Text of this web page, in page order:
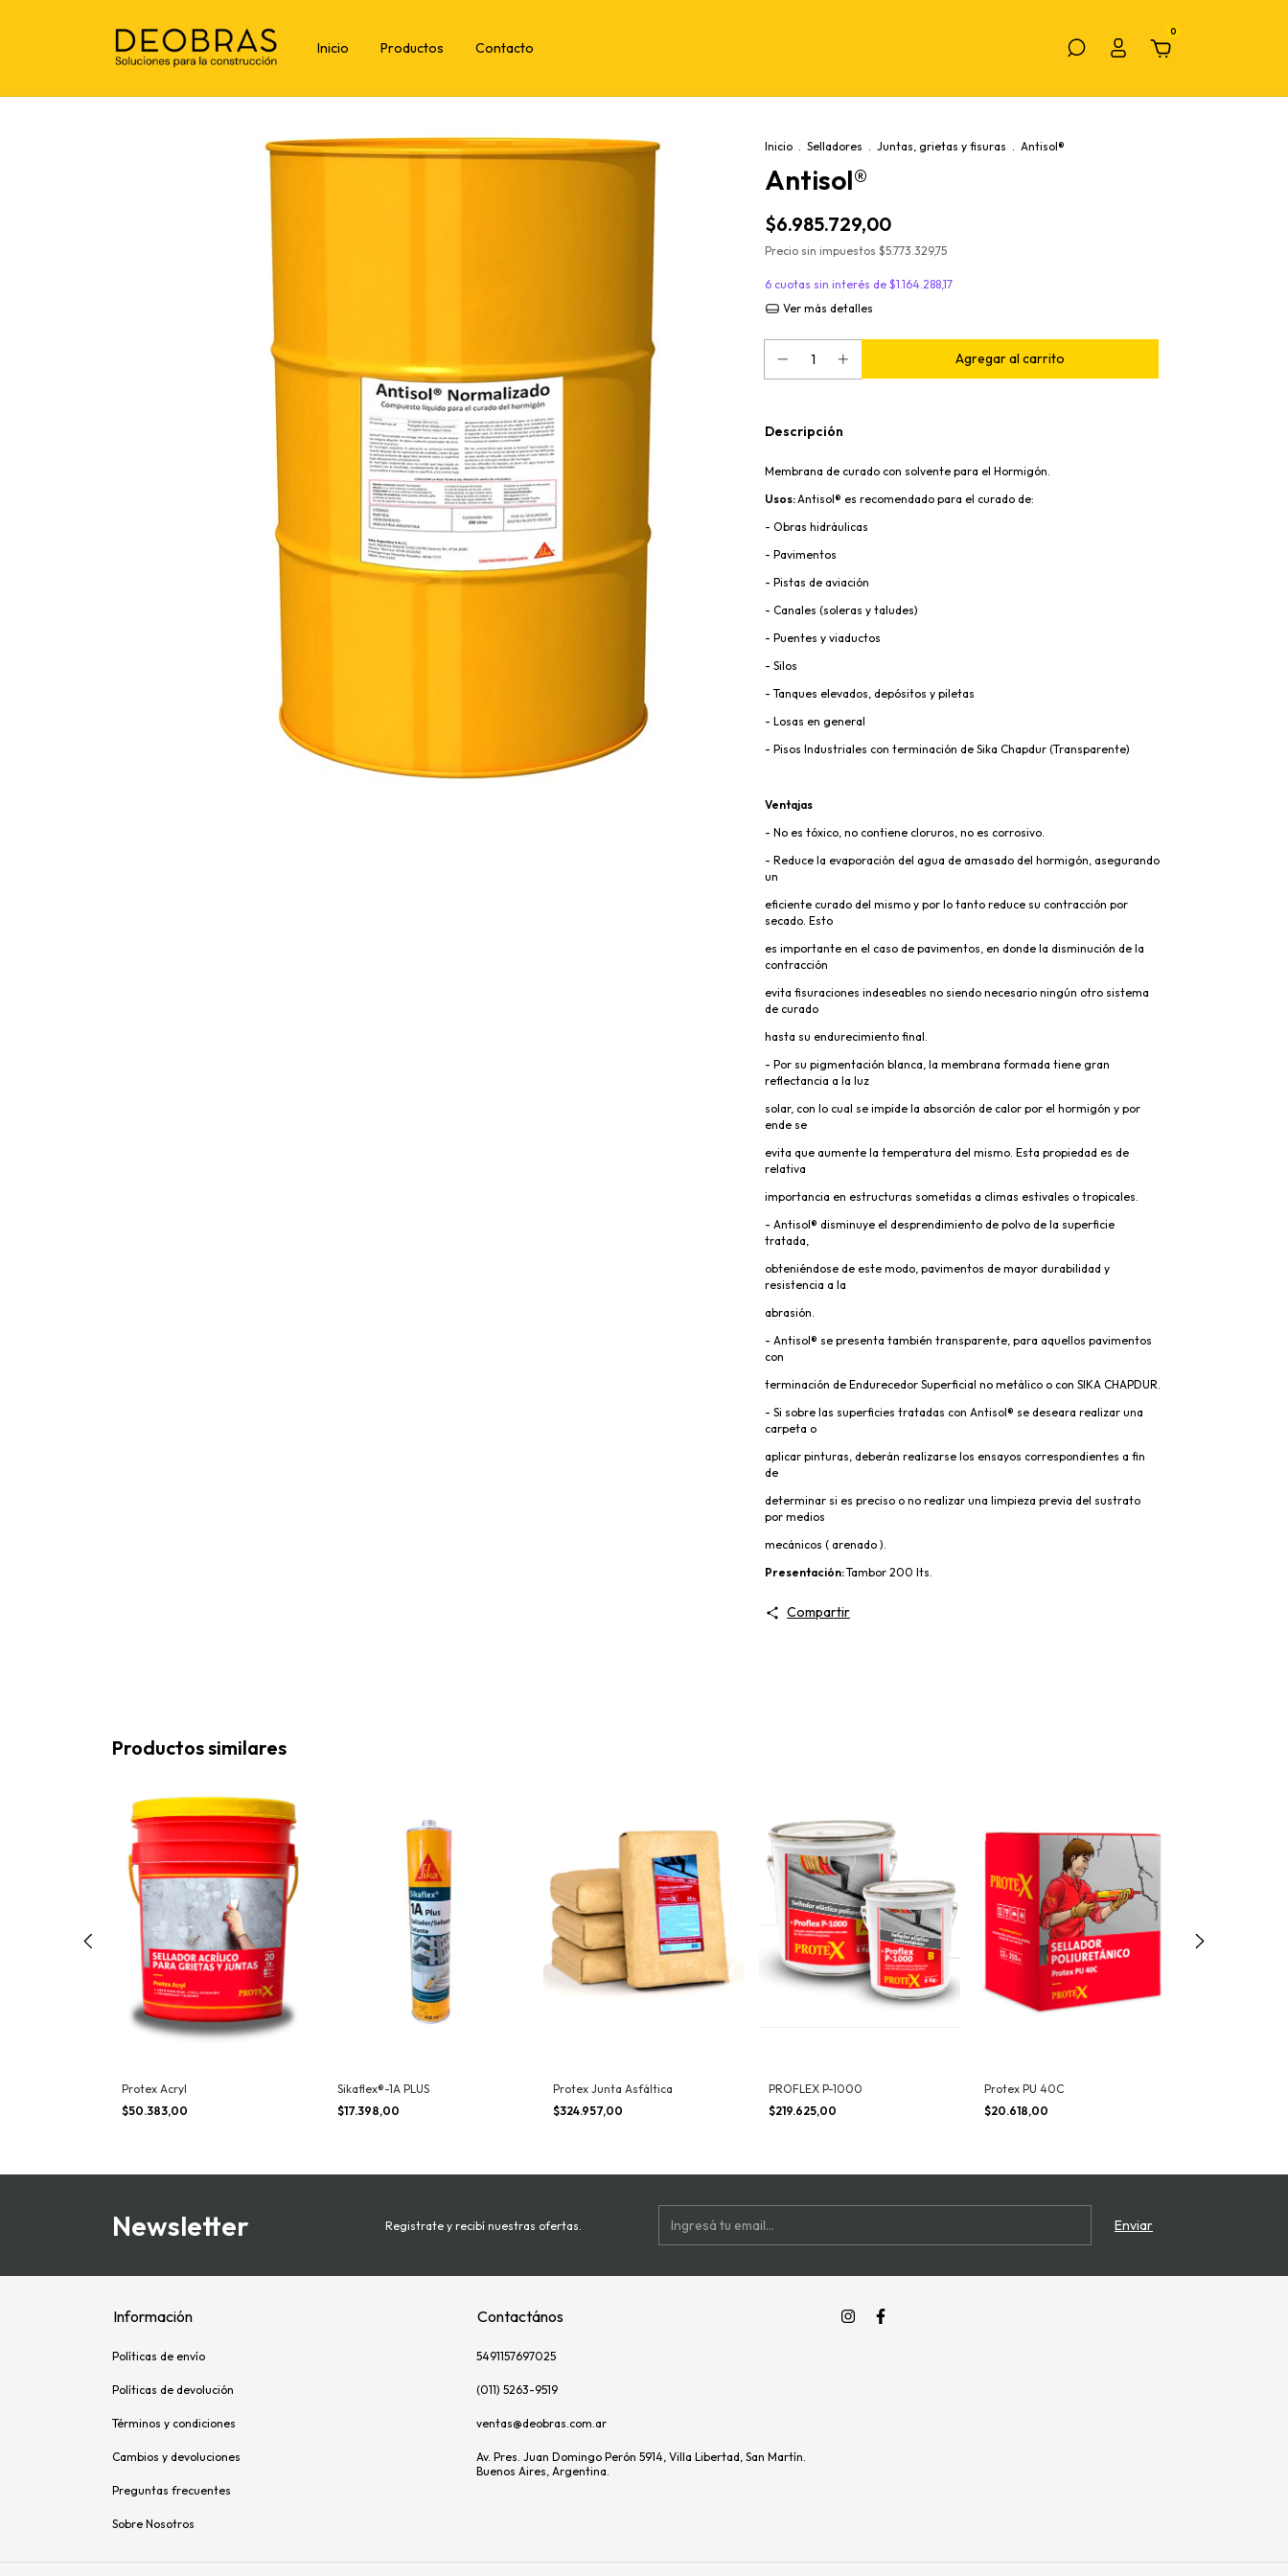
Inicio Productos Contacto
0
Inicio . Selladores . Juntas, grietas y fisuras . Antisol®
Antisol®
$6.985.729,00
Precio sin impuestos $5.773.329,75
6 cuotas sin interés de $1.164.288,17
Ver más detalles
Descripción
Membrana de curado con solvente para el Hormigón.
Usos:Antisol® es recomendado para el curado de:
- Obras hidráulicas
- Pavimentos
- Pistas de aviación
- Canales (soleras y taludes)
- Puentes y viaductos
- Silos
- Tanques elevados, depósitos y piletas
- Losas en general
- Pisos Industriales con terminación de Sika Chapdur (Transparente)
Ventajas
- No es tóxico, no contiene cloruros, no es corrosivo.
- Reduce la evaporación del agua de amasado del hormigón, asegurando
un
eficiente curado del mismo y por lo tanto reduce su contracción por
secado. Esto
es importante en el caso de pavimentos, en donde la disminución de la
contracción
evita fisuraciones indeseables no siendo necesario ningún otro sistema
de curado
hasta su endurecimiento final.
- Por su pigmentación blanca, la membrana formada tiene gran
reflectancia a la luz
solar, con lo cual se impide la absorción de calor por el hormigón y por
ende se
evita que aumente la temperatura del mismo. Esta propiedad es de
relativa
importancia en estructuras sometidas a climas estivales o tropicales.
- Antisol® disminuye el desprendimiento de polvo de la superficie
tratada,
obteniéndose de este modo, pavimentos de mayor durabilidad y
resistencia a la
abrasión.
- Antisol® se presenta también transparente, para aquellos pavimentos
con
terminación de Endurecedor Superficial no metálico o con SIKA CHAPDUR.
- Si sobre las superficies tratadas con Antisol® se deseara realizar una
carpeta o
aplicar pinturas, deberán realizarse los ensayos correspondientes a fin
de
determinar si es preciso o no realizar una limpieza previa del sustrato
por medios
mecánicos ( arenado ).
Presentación:Tambor 200 lts.
Compartir
Productos similares
Protex Acryl
$50.383,00
Sikaflex®-1A PLUS
$17.398,00
Protex Junta Asfáltica
$324.957,00
PROFLEX P-1000
$219.625,00
Protex PU 40C
$20.618,00
Newsletter Registrate y recibí nuestras ofertas.
Información
Políticas de envío
Políticas de devolución
Términos y condiciones
Cambios y devoluciones
Preguntas frecuentes
Sobre Nosotros
Contactános
5491157697025
(011) 5263-9519
ventas@deobras.com.ar
Av. Pres. Juan Domingo Perón 5914, Villa Libertad, San Martín.
Buenos Aires, Argentina.